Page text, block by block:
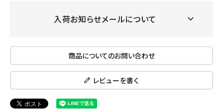
入荷お知らせメールについて
商品についてのお問い合わせ
レビューを書く